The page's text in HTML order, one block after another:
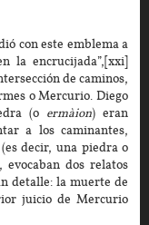
con este emblema a
la encrucijada”,[xxi]
de caminos,
o Mercurio. Diego
(o ermàion) eran
a los caminantes,
decir, una piedra o
dos relatos
detalle: la muerte de
juicio de Mercurio